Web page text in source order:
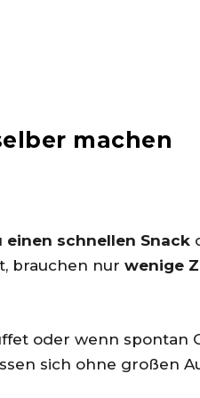
machen
einen schnellen Snack
brauchen nur wenige
oder wenn spontan
sich ohne großen